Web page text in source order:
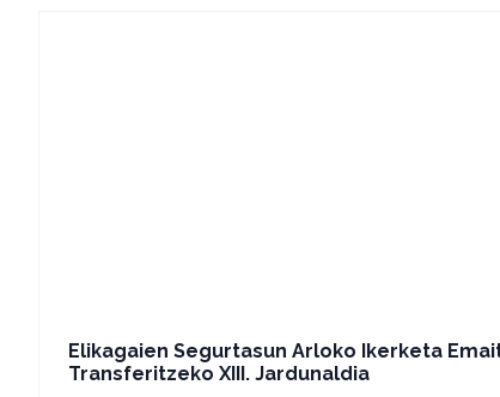
Elikagaien Segurtasun Arloko Ikerketa
Transferitzeko XIII. Jardunaldia